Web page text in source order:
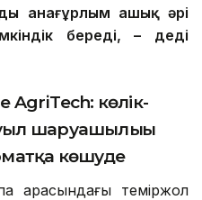
анағұрлым ашық әрі
береді, – деді
AgriTech: көлік-
шаруашылығы
көшуде
арасындағы теміржол